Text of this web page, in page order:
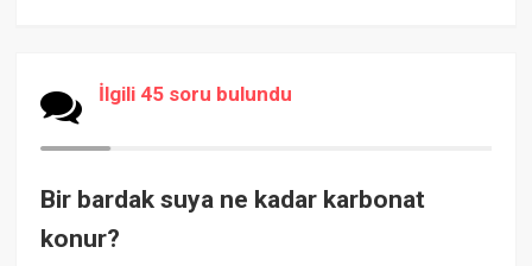
İlgili 45 soru bulundu
Bir bardak suya ne kadar karbonat
konur?